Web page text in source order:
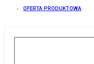
OFERTA PRODUKTOWA